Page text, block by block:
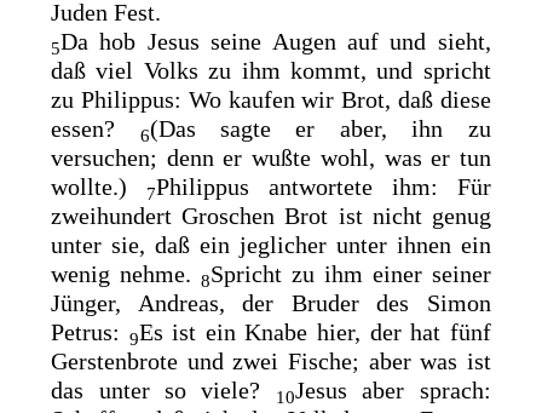
Juden Fest.
5Da hob Jesus seine Augen auf und sieht,
daß viel Volks zu ihm kommt, und spricht
zu Philippus: Wo kaufen wir Brot, daß diese
essen?
6(Das sagte er aber, ihn zu
versuchen; denn er wußte wohl, was er tun
wollte.)
7Philippus antwortete ihm: Für
zweihundert Groschen Brot ist nicht genug
unter sie, daß ein jeglicher unter ihnen ein
wenig nehme. 8Spricht zu ihm einer seiner
Jünger, Andreas, der Bruder des Simon
Petrus:
9Es ist ein Knabe hier, der hat fünf
Gerstenbrote und zwei Fische; aber was ist
das unter so viele?
10Jesus aber sprach: